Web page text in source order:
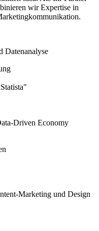
wir Expertise in
Datenanalyse
Driven Economy
Marketing und Design